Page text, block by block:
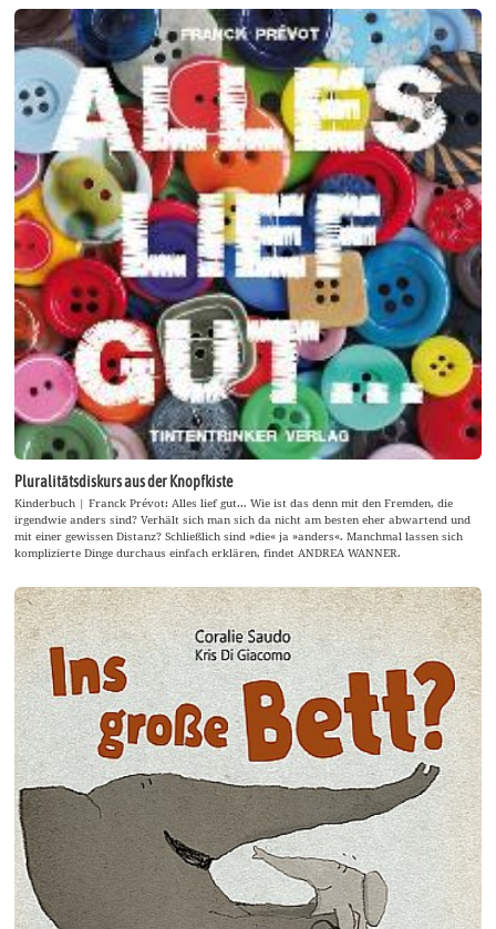
Pluralitätsdiskurs aus der Knopfkiste
Kinderbuch | Franck Prévot: Alles lief gut… Wie ist das denn mit den Fremden, die
irgendwie anders sind? Verhält sich man sich da nicht am besten eher abwartend und
mit einer gewissen Distanz? Schließlich sind »die« ja »anders«. Manchmal lassen sich
komplizierte Dinge durchaus einfach erklären, findet ANDREA WANNER.